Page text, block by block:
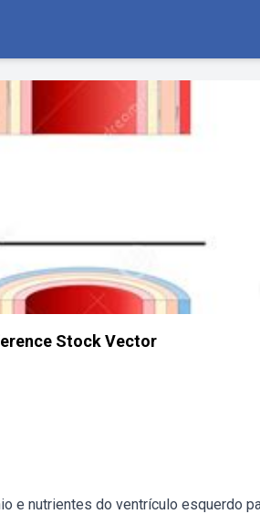
Stock Vector
e nutrientes do ventrículo esquerdo